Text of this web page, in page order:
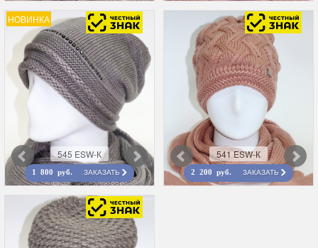
НОВИНКА
545 ESW-К
1 800 руб. ЗАКАЗАТЬ
541 ESW-К
2 200 руб. ЗАКАЗАТЬ